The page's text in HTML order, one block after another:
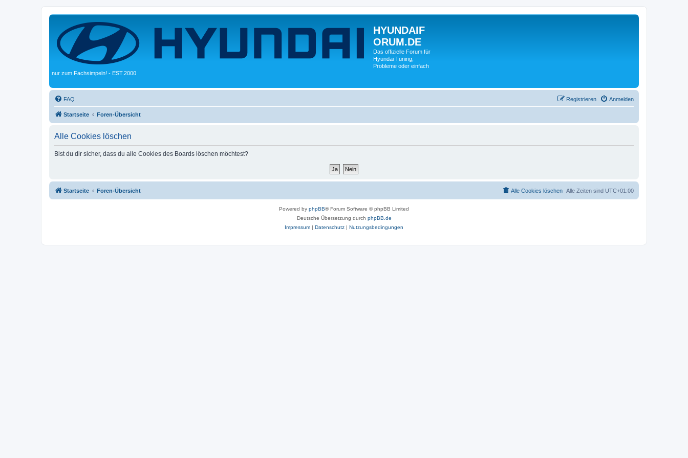
HYUNDAIF
ORUM.DE
Das offizielle Forum für
Hyundai Tuning,
Probleme oder einfach
nur zum Fachsimpeln! - EST.2000
FAQ Anmelden
Registrieren
Startseite Foren-Übersicht
Alle Cookies löschen
Bist du dir sicher, dass du alle Cookies des Boards löschen möchtest?
Startseite Foren-Übersicht Alle Zeiten sind UTC+01:00
Alle Cookies löschen
Powered by phpBB® Forum Software © phpBB Limited
Deutsche Übersetzung durch phpBB.de
Impressum | Datenschutz | Nutzungsbedingungen